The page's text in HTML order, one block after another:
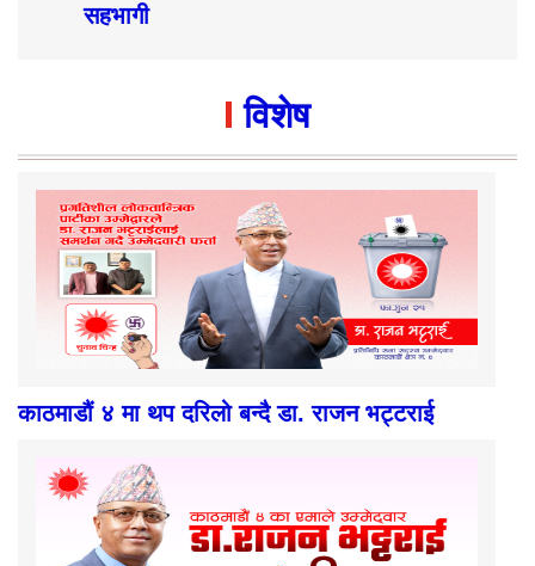
सहभागी
विशेष
काठमाडौं ४ मा थप दरिलो बन्दै डा. राजन भट्टराई